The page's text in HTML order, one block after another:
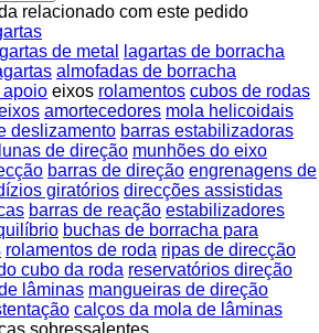
relacionado com este pedido
de metal
lagartas de borracha
almofadas de borracha
apoio eixos rolamentos cubos de rodas
amortecedores mola helicoidais
deslizamento barras estabilizadoras
de direção munhões do eixo
barras de direção engrenagens de
giratórios direcções assistidas
barras de reação estabilizadores
buchas de borracha para
rolamentos de roda ripas de direcção
cubo da roda reservatórios direção
lâminas mangueiras de direção
calços da mola de lâminas
sobressalentes